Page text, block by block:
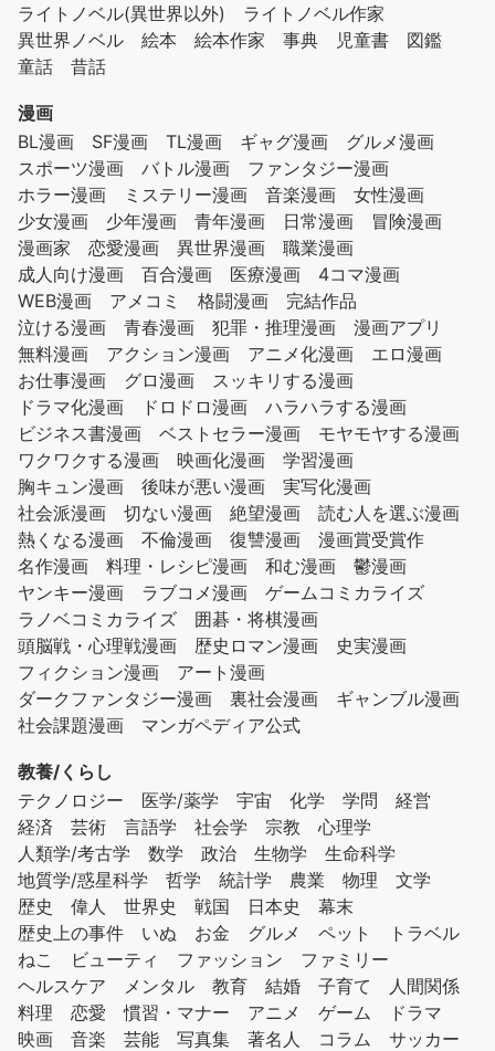
ライトノベル(異世界以外)
ライトノベル作家
異世界ノベル
絵本 絵本作家 事典 児童書
図鑑
童話
昔話
漫画
BL漫画
SF漫画 TL漫画 ギャグ漫画
グルメ漫画
スポーツ漫画
バトル漫画
ファンタジー漫画
ホラー漫画
ミステリー漫画 音楽漫画
女性漫画
少女漫画
少年漫画 青年漫画 日常漫画
冒険漫画
漫画家
恋愛漫画 異世界漫画
職業漫画
成人向け漫画
百合漫画 医療漫画
4コマ漫画
WEB漫画
アメコミ 格闘漫画
完結作品
泣ける漫画
青春漫画 犯罪・推理漫画
漫画アプリ
無料漫画
アクション漫画 アニメ化漫画
エロ漫画
お仕事漫画
グロ漫画
スッキリする漫画
ドラマ化漫画
ドロドロ漫画
ハラハラする漫画
ビジネス書漫画
ベストセラー漫画
モヤモヤする漫画
ワクワクする漫画
映画化漫画
学習漫画
胸キュン漫画
後味が悪い漫画
実写化漫画
社会派漫画
切ない漫画 絶望漫画
読む人を選ぶ漫画
熱くなる漫画
不倫漫画 復讐漫画
漫画賞受賞作
名作漫画
料理・レシピ漫画 和む漫画
鬱漫画
ヤンキー漫画
ラブコメ漫画
ゲームコミカライズ
ラノベコミカライズ
囲碁・将棋漫画
頭脳戦・心理戦漫画
歴史ロマン漫画
史実漫画
フィクション漫画
アート漫画
ダークファンタジー漫画
裏社会漫画
ギャンブル漫画
社会課題漫画
マンガペディア公式
教養/くらし
テクノロジー
医学/薬学 宇宙 化学 学問
経営
経済
芸術 言語学 社会学 宗教
心理学
人類学/考古学
数学 政治 生物学
生命科学
地質学/惑星科学
哲学 統計学 農業 物理
文学
歴史
偉人 世界史 戦国 日本史
幕末
歴史上の事件
いぬ お金 グルメ ペット
トラベル
ねこ
ビューティ ファッション
ファミリー
ヘルスケア
メンタル 教育 結婚 子育て
人間関係
料理
恋愛 慣習・マナー アニメ ゲーム
ドラマ
映画
音楽 芸能 写真集 著名人 コラム
サッカー